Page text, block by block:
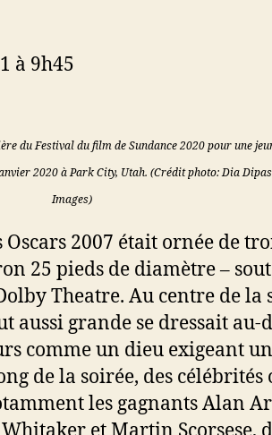
à 9h45
du Festival du film de Sundance 2020 pour une
2020 à Park City, Utah. (Crédit photo: Dia
Images)
2007 était ornée de
25 pieds de diamètre –
Theatre. Au centre de la
aussi grande se dressait au-
comme un dieu exigeant
de la soirée, des célébrités
les gagnants Alan